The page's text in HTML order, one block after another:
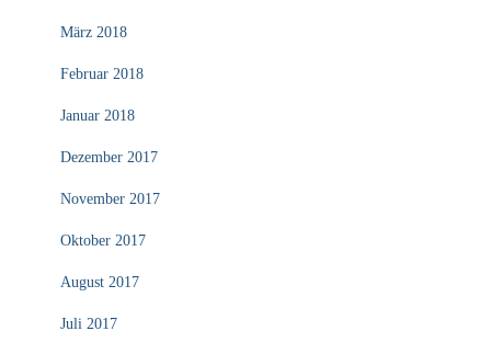
März 2018
Februar 2018
Januar 2018
Dezember 2017
November 2017
Oktober 2017
August 2017
Juli 2017